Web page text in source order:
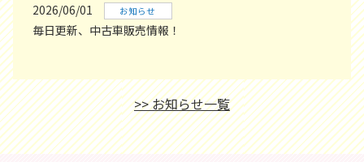
2026/06/01 お知らせ
毎日更新、中古車販売情報！
>> お知らせ一覧